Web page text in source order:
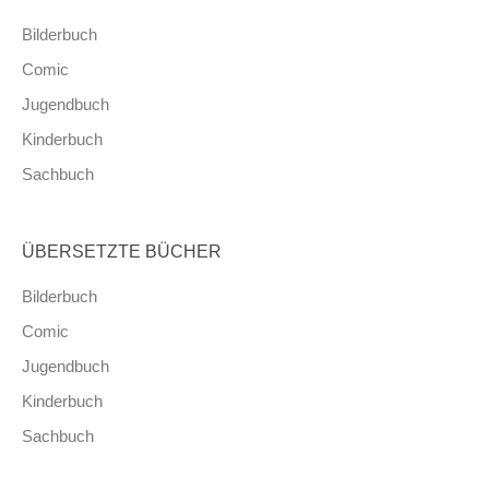
Bilderbuch
Comic
Jugendbuch
Kinderbuch
Sachbuch
ÜBERSETZTE BÜCHER
Bilderbuch
Comic
Jugendbuch
Kinderbuch
Sachbuch